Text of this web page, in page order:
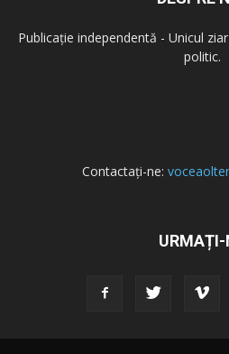
Publicație independentă - Unicul
politic.
Contactați-ne:
URMAȚI-